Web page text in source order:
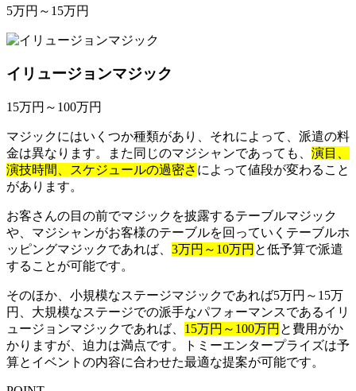
5万円～15万円
イリュージョンマジック
15万円～100万円
マジックにはいくつか種類があり、それによって、派遣の料
金は異なります。また同じのマジシャンであっても、 演目、
演技時間、スケジュールの過密さ によって値段が変わること
があります。
お客さんの目の前でマジックを披露するテーブルマジック
や、マジシャンがお客様のテーブルを回っていくテーブルホ
ッピングマジックであれば、 3万円～10万円 と低予算で派遣
することが可能です。
そのほか、小規模なステージマジックであれば5万円～15万
円、大規模なステージでの派手なパフォーマンスであるイリ
ュージョンマジックであれば、 15万円～100万円 と費用がか
かりますが、迫力は満点です。トミーエンタープライズは予
算とイベントの内容に合わせた最適な提案が可能です。